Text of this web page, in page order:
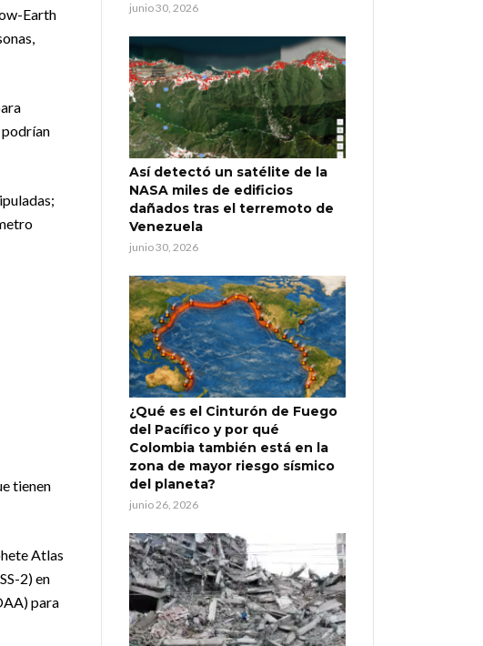
Earth
podrían
tienen
Atlas
2) en
para
junio 30, 2026
Así detectó un satélite de la
NASA miles de edificios
dañados tras el terremoto de
Venezuela
junio 30, 2026
¿Qué es el Cinturón de Fuego
del Pacífico y por qué
Colombia también está en la
zona de mayor riesgo sísmico
del planeta?
junio 26, 2026